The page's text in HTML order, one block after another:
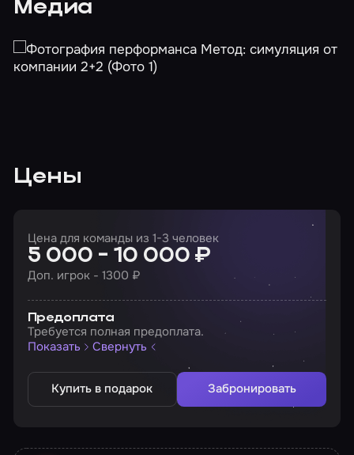
Медиа
Цены
Цена для команды из 1-3 человек
5 000 - 10 000 ₽
Доп. игрок - 1300 ₽
Предоплата
Требуется полная предоплата.
Показать
Свернуть
Купить в подарок Забронировать